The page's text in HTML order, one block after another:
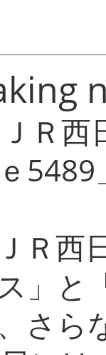
Ｒ
Ｒ西
」
さら